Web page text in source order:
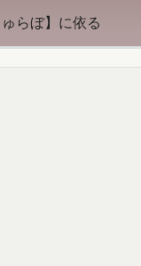
らぼ】に依る